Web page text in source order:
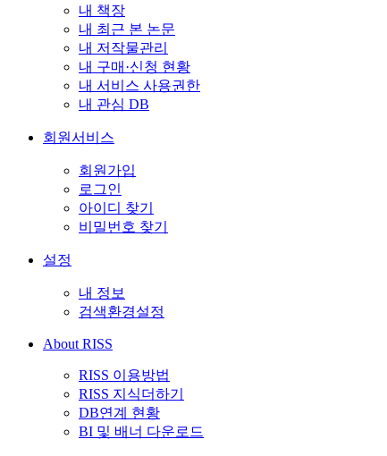
내 책장
내 최근 본 논문
내 저작물관리
내 구매·신청 현황
내 서비스 사용권한
내 관심 DB
회원서비스
회원가입
로그인
아이디 찾기
비밀번호 찾기
설정
내 정보
검색환경설정
About RISS
RISS 이용방법
RISS 지식더하기
DB연계 현황
BI 및 배너 다운로드